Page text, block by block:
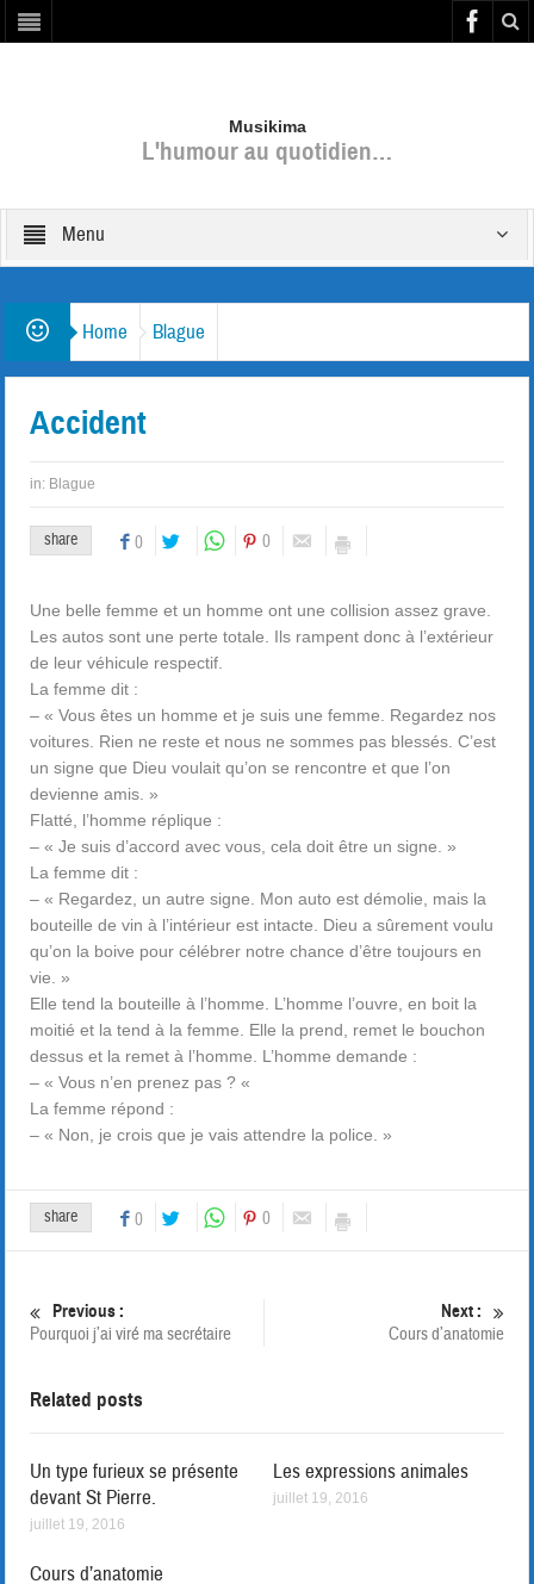
Musikima
L'humour au quotidien…
Menu
Home Blague
Accident
in: Blague
share 0 0
Une belle femme et un homme ont une collision assez grave.
Les autos sont une perte totale. Ils rampent donc à l’extérieur
de leur véhicule respectif.
La femme dit :
– « Vous êtes un homme et je suis une femme. Regardez nos
voitures. Rien ne reste et nous ne sommes pas blessés. C’est
un signe que Dieu voulait qu’on se rencontre et que l’on
devienne amis. »
Flatté, l’homme réplique :
– « Je suis d’accord avec vous, cela doit être un signe. »
La femme dit :
– « Regardez, un autre signe. Mon auto est démolie, mais la
bouteille de vin à l’intérieur est intacte. Dieu a sûrement voulu
qu’on la boive pour célébrer notre chance d’être toujours en
vie. »
Elle tend la bouteille à l’homme. L’homme l’ouvre, en boit la
moitié et la tend à la femme. Elle la prend, remet le bouchon
dessus et la remet à l’homme. L’homme demande :
– « Vous n’en prenez pas ? «
La femme répond :
– « Non, je crois que je vais attendre la police. »
share 0 0
Previous :
Pourquoi j’ai viré ma secrétaire
Next :
Cours d’anatomie
Related posts
Un type furieux se présente
devant St Pierre.
juillet 19, 2016
Les expressions animales
juillet 19, 2016
Cours d’anatomie